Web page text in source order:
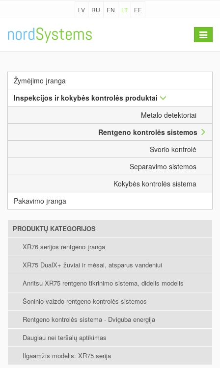
LV RU EN LT EE
Toggle
Žymėjimo įranga
Inspekcijos ir kokybės kontrolės produktai
Metalo detektoriai
Rentgeno kontrolės sistemos
Svorio kontrolė
Separavimo sistemos
Kokybės kontrolės sistema
Pakavimo įranga
PRODUKTŲ KATEGORIJOS
XR76 serijos rentgeno įranga
XR75 DualX+ žuviai ir mėsai, atsparus vandeniui
Anritsu XR75 rentgeno tikrinimo sistema, didelis modelis
Šoninio vaizdo rentgeno kontrolės sistemos
Rentgeno kontrolės sistema - Dviguba energija
Daugiau nei teršalų aptikimas
Ilgaamžis modelis: XR75 serija